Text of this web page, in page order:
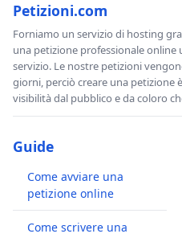
Petizioni.com
Forniamo un servizio di hosting
una petizione professionale
servizio. Le nostre petizioni
giorni, perciò creare una
visibilità dal pubblico e da coloro
Guide
Come avviare una
petizione online
Come scrivere una